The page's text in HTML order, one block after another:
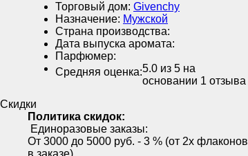
Торговый дом: Givenchy
Назначение: Мужской
Страна производства:
Дата выпуска аромата:
Парфюмер:
Средняя оценка:5.0 из 5 на
основании 1 отзыва
Скидки
Политика скидок:
Единоразовые заказы:
От 3000 до 5000 руб. - 3 % (от 2х флаконов